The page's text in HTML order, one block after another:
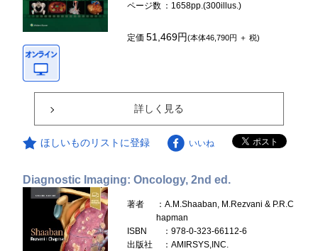
ページ数 ：1658pp.(300illus.)
定価51,469円(本体46,790円 ＋ 税)
詳しく見る
ほしいものリストに登録 いいね
Diagnostic Imaging: Oncology, 2nd ed.
著者
：A.M.Shaaban, M.Rezvani & P.R.C
hapman
ISBN
：978-0-323-66112-6
出版社
：AMIRSYS,INC.